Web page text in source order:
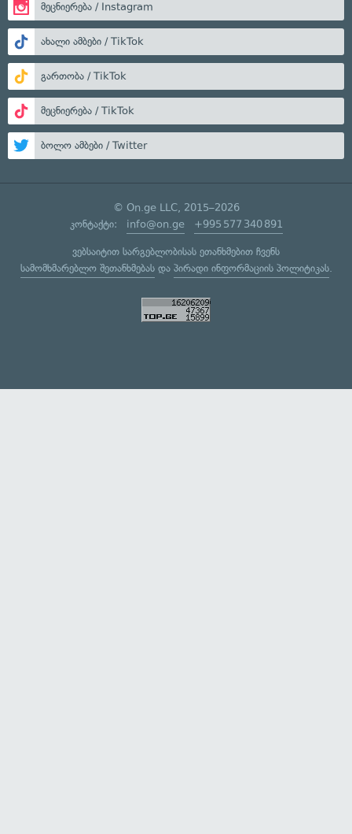
მეცნიერება / Instagram
ახალი ამბები / TikTok
გართობა / TikTok
მეცნიერება / TikTok
ბოლო ამბები / Twitter
© On.ge LLC, 2015–2026
კონტაქტი: info@on.ge +995 577 340 891
ვებსაიტით სარგებლობისას ეთანხმებით ჩვენს
სამომხმარებლო შეთანხმებასდა პირადი ინფორმაციის პოლიტიკას.